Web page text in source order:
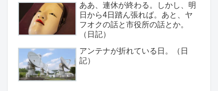
ああ、連休が終わる。しかし、明
日から4日踏ん張れば。あと、ヤ
フオクの話と市役所の話とか。
（日記）
アンテナが折れている日。（日
記）